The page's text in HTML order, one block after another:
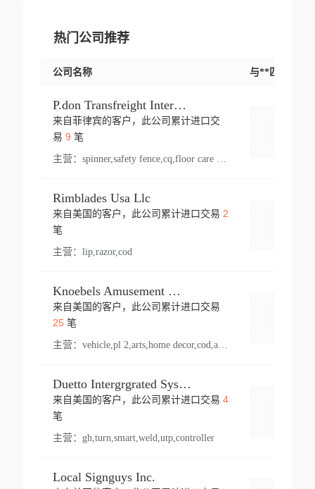
热门公司推荐
公司名称 与**匹配交易
P.don Transfreight International
来自菲律宾的客户，此公司累计进口交
易 9 笔
主营：
Rimblades Usa Llc
来自美国的客户，此公司累计进口交易 2
笔
主营： lip,razor,cod
Knoebels Amusement Resort
来自美国的客户，此公司累计进口交易
25笔
主营： vehicle,pl 2,arts,home decor,cod,amusement ride,sea
Duetto Intergrgrated Systems Inc.
来自美国的客户，此公司累计进口交易 4
笔
主营： gh,turn,smart,weld,utp,controller
Local Signguys Inc.